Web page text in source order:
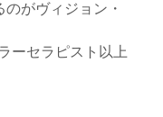
がヴィジョン・
ーセラピスト以上